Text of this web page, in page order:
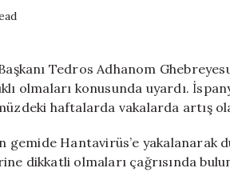
Tedros Adhanom
olmaları konusunda uyardı.
haftalarda vakalarda artış
gemide Hantavirüs’e yakalanarak
dikkatli olmaları çağrısında